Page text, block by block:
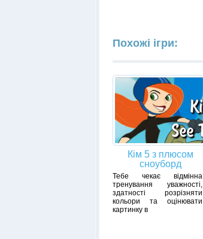
Похожі ігри:
Кім 5 з плюсом
сноуборд
Тебе чекає відмінна
тренування уважності,
здатності розрізняти
кольори та оцінювати
картинку в